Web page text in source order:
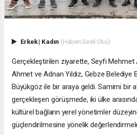
Erkek| Kadın (Haberi Sesli Oku)
Gerçekleştirilen ziyarette, Seyfi Mehmet
Ahmet ve Adnan Yıldız, Gebze Belediye
Büyükgöz ile bir araya geldi. Samimi bir
gerçekleşen görüşmede, iki ülke
kültürel bağların yerel yönetimler
güçlendirilmesine yönelik